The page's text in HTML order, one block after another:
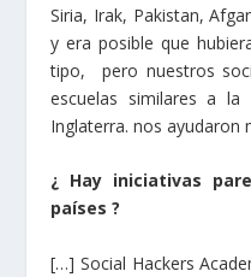
Siria, Irak, Pakistan,
y era posible que
tipo, pero nuestros
escuelas similares a
Inglaterra. nos ayudaron
¿ Hay iniciativas
países ?
[…] Social Hackers